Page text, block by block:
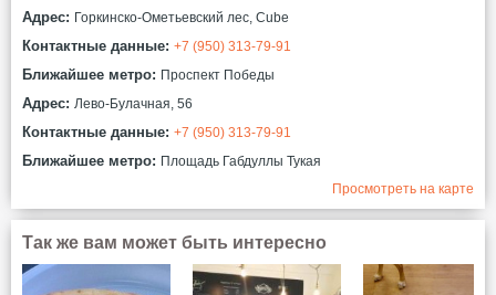
Адрес: Горкинско-Ометьевский лес, Cube
Контактные данные: +7 (950) 313-79-91
Ближайшее метро: Проспект Победы
Адрес: Лево-Булачная, 56
Контактные данные: +7 (950) 313-79-91
Ближайшее метро: Площадь Габдуллы Тукая
Просмотреть на карте
Так же вам может быть интересно